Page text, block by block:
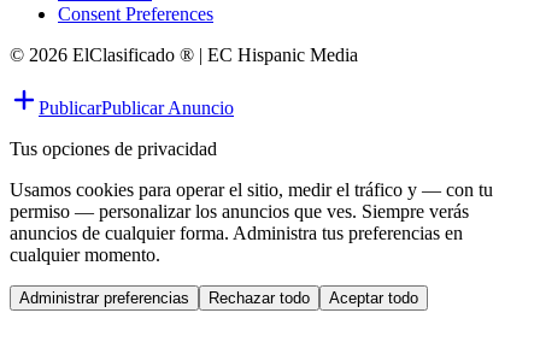
Consent Preferences
© 2026 ElClasificado ® | EC Hispanic Media
PublicarPublicar Anuncio
Tus opciones de privacidad
Usamos cookies para operar el sitio, medir el tráfico y — con tu
permiso — personalizar los anuncios que ves. Siempre verás
anuncios de cualquier forma. Administra tus preferencias en
cualquier momento.
Administrar preferencias Rechazar todo Aceptar todo